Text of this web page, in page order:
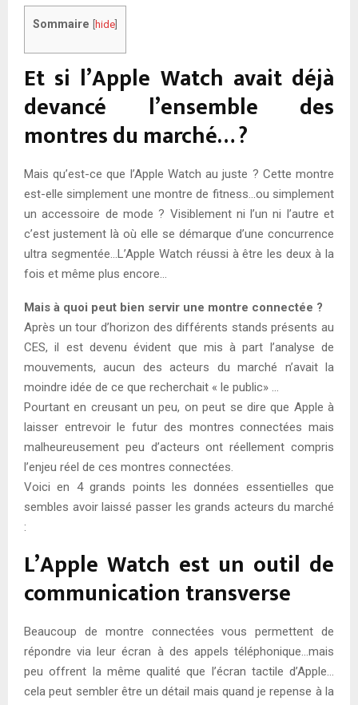
Sommaire hide
Et si l’Apple Watch avait déjà
devancé l’ensemble des
montres du marché… ?
Mais qu’est-ce que l’Apple Watch au juste ? Cette montre
est-elle simplement une montre de fitness…ou simplement
un accessoire de mode ? Visiblement ni l’un ni l’autre et
c’est justement là où elle se démarque d’une concurrence
ultra segmentée…L’Apple Watch réussi à être les deux à la
fois et même plus encore…
Mais à quoi peut bien servir une montre connectée ?
Après un tour d’horizon des différents stands présents au
CES, il est devenu évident que mis à part l’analyse de
mouvements, aucun des acteurs du marché n’avait la
moindre idée de ce que recherchait « le public» …
Pourtant en creusant un peu, on peut se dire que Apple à
laisser entrevoir le futur des montres connectées mais
malheureusement peu d’acteurs ont réellement compris
l’enjeu réel de ces montres connectées.
Voici en 4 grands points les données essentielles que
sembles avoir laissé passer les grands acteurs du marché
:
L’Apple Watch est un outil de
communication transverse
Beaucoup de montre connectées vous permettent de
répondre via leur écran à des appels téléphonique…mais
peu offrent la même qualité que l’écran tactile d’Apple…
cela peut sembler être un détail mais quand je repense à la